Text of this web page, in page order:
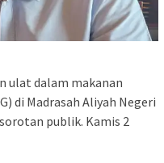
ulat dalam makanan
di Madrasah Aliyah Negeri
publik. Kamis 2